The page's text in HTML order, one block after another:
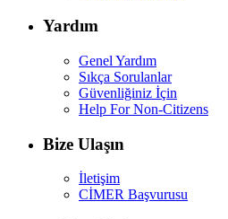
Yardım
Genel Yardım
Sıkça Sorulanlar
Güvenliğiniz İçin
Help For Non-Citizens
Bize Ulaşın
İletişim
CİMER Başvurusu